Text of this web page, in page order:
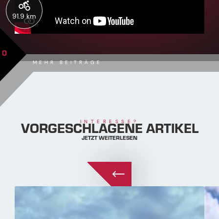
91.9 km
MEHR BEITRÄGE
0
INTERESSE?
VORGESCHLAGENE ARTIKEL
JETZT WEITERLESEN